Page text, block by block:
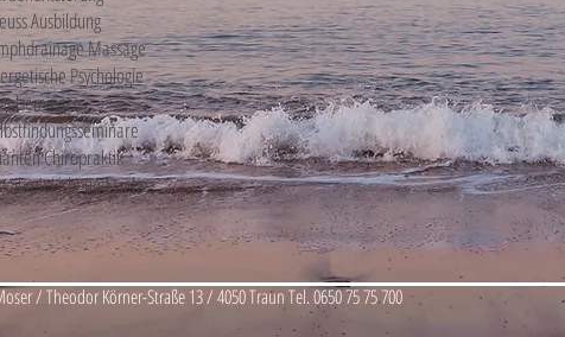
Ausbildung
Massage
Psychologie
Chiropraktik
mit Licht und Liebe
/ Theodor Körner-Straße 13 / 4050 Traun Tel. 0650 75 75 700